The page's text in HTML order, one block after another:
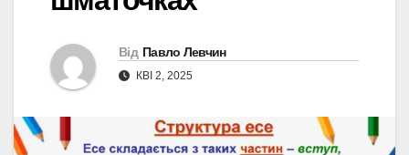
Від Павло Левчин
КВІ 2, 2025